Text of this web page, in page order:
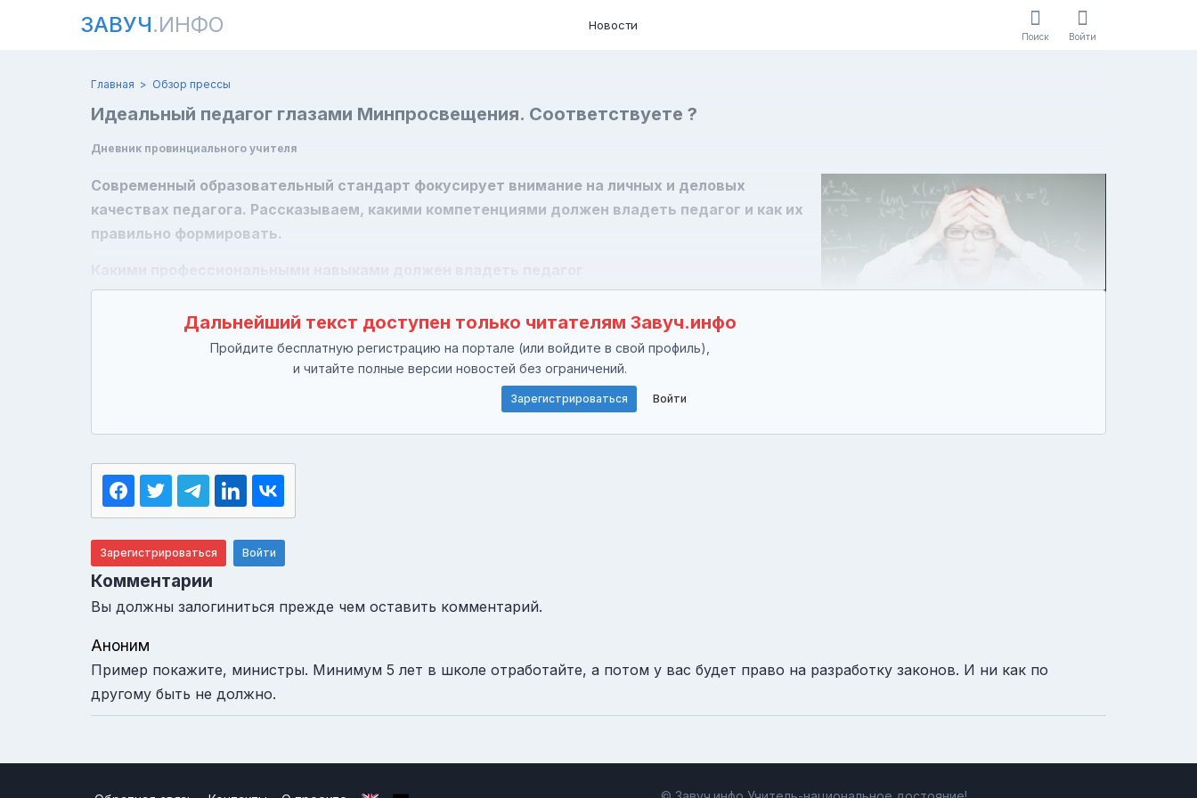
ЗАВУЧ.ИНФО Новости
Поиск Войти
Главная Обзор прессы
Идеальный педагог глазами Минпросвещения. Соответствуете ?
Дневник провинциального учителя
Современный образовательный стандарт фокусирует внимание на личных и деловых
качествах педагога. Рассказываем, какими компетенциями должен владеть педагог и как их
правильно формировать.
Дальнейший текст доступен только читателям Завуч.инфо
Пройдите бесплатную регистрацию на портале (или войдите в свой профиль),
и читайте полные версии новостей без ограничений.
Зарегистрироваться Войти
Зарегистрироваться Войти
Комментарии
Вы должны залогиниться прежде чем оставить комментарий.
Аноним
Пример покажите, министры. Минимум 5 лет в школе отработайте, а потом у вас будет право на разработку законов. И ни как по
другому быть не должно.